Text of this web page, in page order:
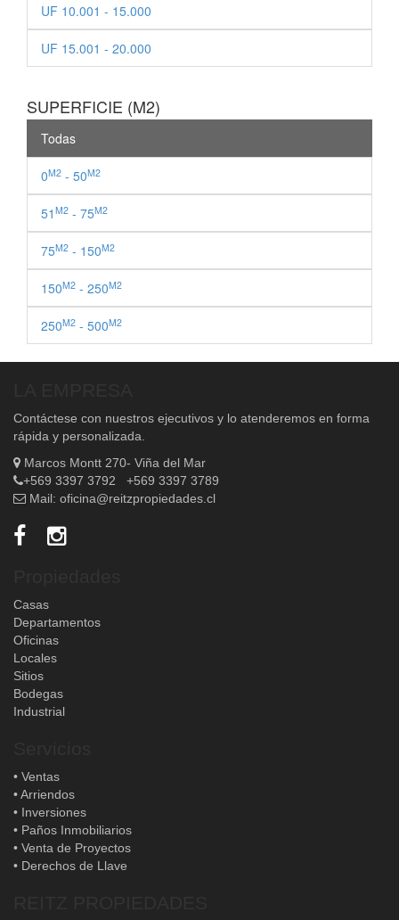
UF 10.001 - 15.000
UF 15.001 - 20.000
SUPERFICIE (M2)
Todas
0M2 - 50M2
51 M2 - 75M2
75M2 - 150M2
150M2 - 250M2
250M2 - 500M2
Contáctese con nuestros ejecutivos y lo atenderemos en forma
rápida y personalizada.
Marcos Montt 270- Viña del Mar
+569 3397 3792 +569 3397 3789
Mail: oficina@reitzpropiedades.cl
Casas
Departamentos
Oficinas
Locales
Sitios
Bodegas
Industrial
• Ventas
• Arriendos
• Inversiones
• Paños Inmobiliarios
• Venta de Proyectos
• Derechos de Llave